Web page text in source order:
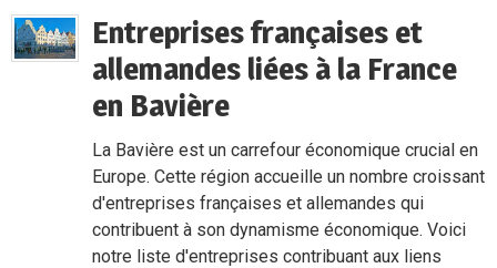
Entreprises françaises et
allemandes liées à la France
en Bavière
La Bavière est un carrefour économique crucial en
Europe. Cette région accueille un nombre croissant
d'entreprises françaises et allemandes qui
contribuent à son dynamisme économique. Voici
notre liste d'entreprises contribuant aux liens